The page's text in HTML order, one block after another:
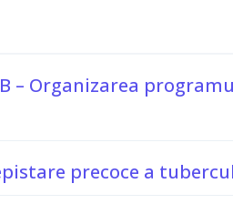
– Organizarea
precoce a